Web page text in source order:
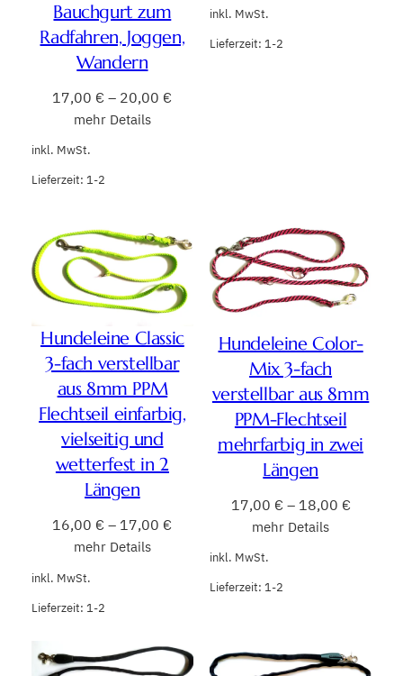
Bauchgurt zum
Radfahren, Joggen,
Wandern
17,00 € – 20,00 €
mehr Details
inkl. MwSt.
Lieferzeit: 1-2
inkl. MwSt.
Lieferzeit: 1-2
Hundeleine Classic
3-fach verstellbar
aus 8mm PPM
Flechtseil einfarbig,
vielseitig und
wetterfest in 2
Längen
16,00 € – 17,00 €
mehr Details
inkl. MwSt.
Lieferzeit: 1-2
Hundeleine Color-
Mix 3-fach
verstellbar aus 8mm
PPM-Flechtseil
mehrfarbig in zwei
Längen
17,00 € – 18,00 €
mehr Details
inkl. MwSt.
Lieferzeit: 1-2